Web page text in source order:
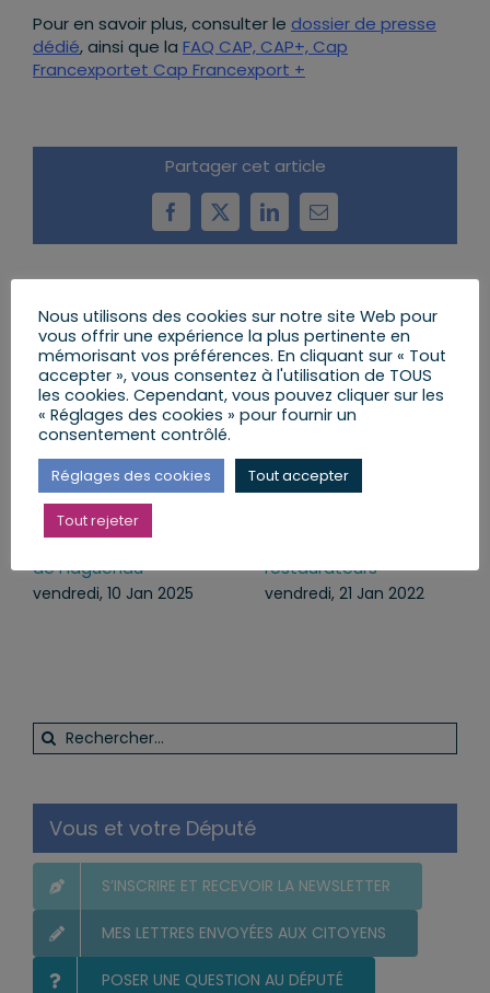
Pour en savoir plus, consulter le dossier de presse
dédié, ainsi que la FAQ CAP, CAP+, Cap
Francexportet Cap Francexport +
Partager cet article
Facebook
X LinkedInEmail
Articles similaires
Cérémonie des vœux
au Centre Hospitalier
de Haguenau
vendredi, 10 Jan 2025
restaurateurs
vendredi, 21 Jan 2022
Rechercher:
Vous et votre Député
S’INSCRIRE ET RECEVOIR LA NEWSLETTER
MES LETTRES ENVOYÉES AUX CITOYENS
POSER UNE QUESTION AU DÉPUTÉ
Nous utilisons des cookies sur notre site Web pour
vous offrir une expérience la plus pertinente en
mémorisant vos préférences. En cliquant sur « Tout
accepter », vous consentez à l'utilisation de TOUS
les cookies. Cependant, vous pouvez cliquer sur les
« Réglages des cookies » pour fournir un
consentement contrôlé.
Réglages des cookies Tout accepter
Tout rejeter